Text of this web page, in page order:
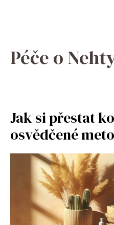
Péče o
Jak si přestat
osvědčené